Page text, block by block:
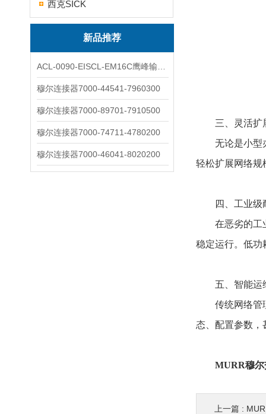
西克SICK
新品推荐
穆尔连接器7000-44541-7960300
穆尔连接器7000-89701-7910500
穆尔连接器7000-74711-4780200
穆尔连接器7000-46041-8020200
三、灵活扩
无论是小型办
轻松扩展网络规
四、​​工业级
在恶劣的工业
稳定运行。低功
五、智能运
传统网络管
态、配置参数，
MURR穆尔
上一篇 :